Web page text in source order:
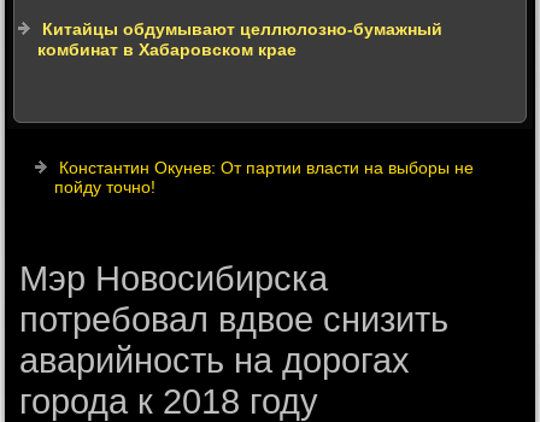
Китайцы обдумывают целлюлозно-бумажный
комбинат в Хабаровском крае
Константин Окунев: От партии власти на выборы не
пойду точно!
Мэр Новосибирска
потребовал вдвое снизить
аварийность на дорогах
города к 2018 году